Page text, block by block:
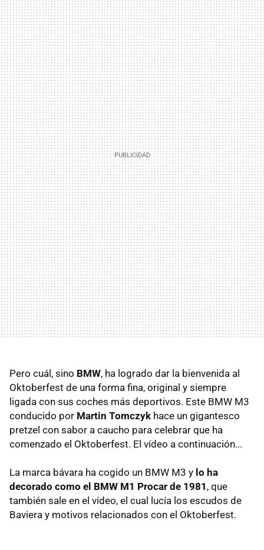
Pero cuál, sino BMW, ha logrado dar la bienvenida al
Oktoberfest de una forma fina, original y siempre
ligada con sus coches más deportivos. Este BMW M3
conducido por Martin Tomczyk hace un gigantesco
pretzel con sabor a caucho para celebrar que ha
comenzado el Oktoberfest. El vídeo a continuación...
La marca bávara ha cogido un BMW M3 y lo ha
decorado como el BMW M1 Procar de 1981 , que
también sale en el vídeo, el cual lucía los escudos de
Baviera y motivos relacionados con el Oktoberfest.